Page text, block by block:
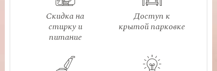
Скидка на
стирку и
питание
Доступ к
крытой парковке